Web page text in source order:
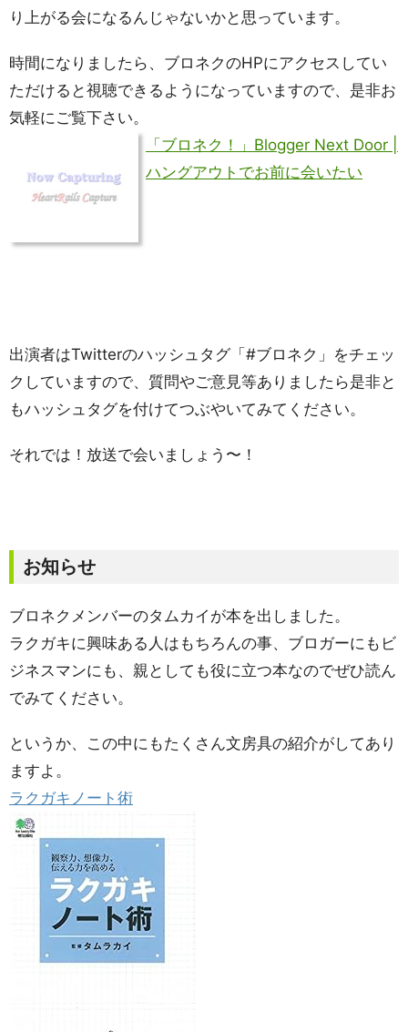
り上がる会になるんじゃないかと思っています。
時間になりましたら、ブロネクのHPにアクセスしてい
ただけると視聴できるようになっていますので、是非お
気軽にご覧下さい。
「ブロネク！」Blogger Next Door |
ハングアウトでお前に会いたい
出演者はTwitterのハッシュタグ「#ブロネク」をチェッ
クしていますので、質問やご意見等ありましたら是非と
もハッシュタグを付けてつぶやいてみてください。
それでは！放送で会いましょう〜！
お知らせ
ブロネクメンバーのタムカイが本を出しました。
ラクガキに興味ある人はもちろんの事、ブロガーにもビ
ジネスマンにも、親としても役に立つ本なのでぜひ読ん
でみてください。
というか、この中にもたくさん文房具の紹介がしてあり
ますよ。
ラクガキノート術